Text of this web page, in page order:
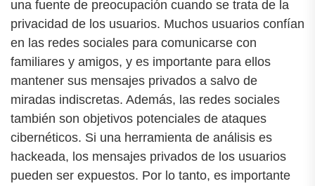
una fuente de preocupación cuando se trata de la
privacidad de los usuarios. Muchos usuarios confían
en las redes sociales para comunicarse con
familiares y amigos, y es importante para ellos
mantener sus mensajes privados a salvo de
miradas indiscretas. Además, las redes sociales
también son objetivos potenciales de ataques
cibernéticos. Si una herramienta de análisis es
hackeada, los mensajes privados de los usuarios
pueden ser expuestos. Por lo tanto, es importante